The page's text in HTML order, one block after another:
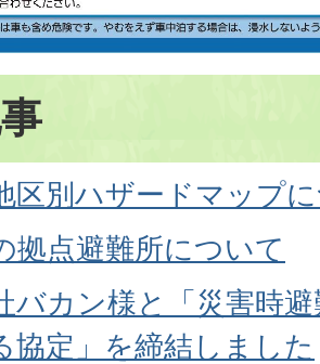
区別ハザードマップ
拠点避難所について
バカン様と「災害時
協定」を締結しました